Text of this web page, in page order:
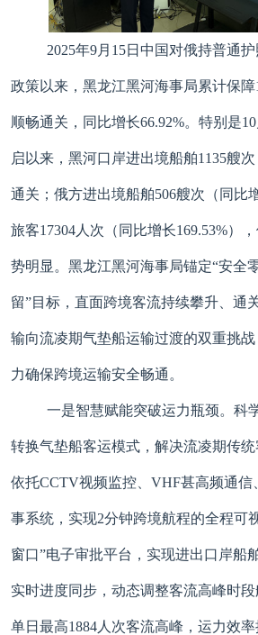
2025年9月15日中国对俄持普通
政策以来，黑龙江黑河海事局累计保障
顺畅通关，同比增长66.92%。特别是
启以来，黑河口岸进出境船舶1135艘
通关；俄方进出境船舶506艘次（同比
旅客17304人次（同比增长169.53%）
势明显。黑龙江黑河海事局锚定“安全
留”目标，直面跨境客流持续攀升、通
输向流凌期气垫船运输过渡的双重挑
力确保跨境运输安全畅通。
一是智慧赋能突破运力瓶颈。科
转换气垫船客运模式，解决流凌期传统
依托CCTV视频监控、VHF甚高频通信
事系统，实现2分钟跨境航程的全程可
窗口”电子审批平台，实现进出口岸船
实时进度同步，动态调整客流高峰时
单日最高1884人次客流高峰，运力效率